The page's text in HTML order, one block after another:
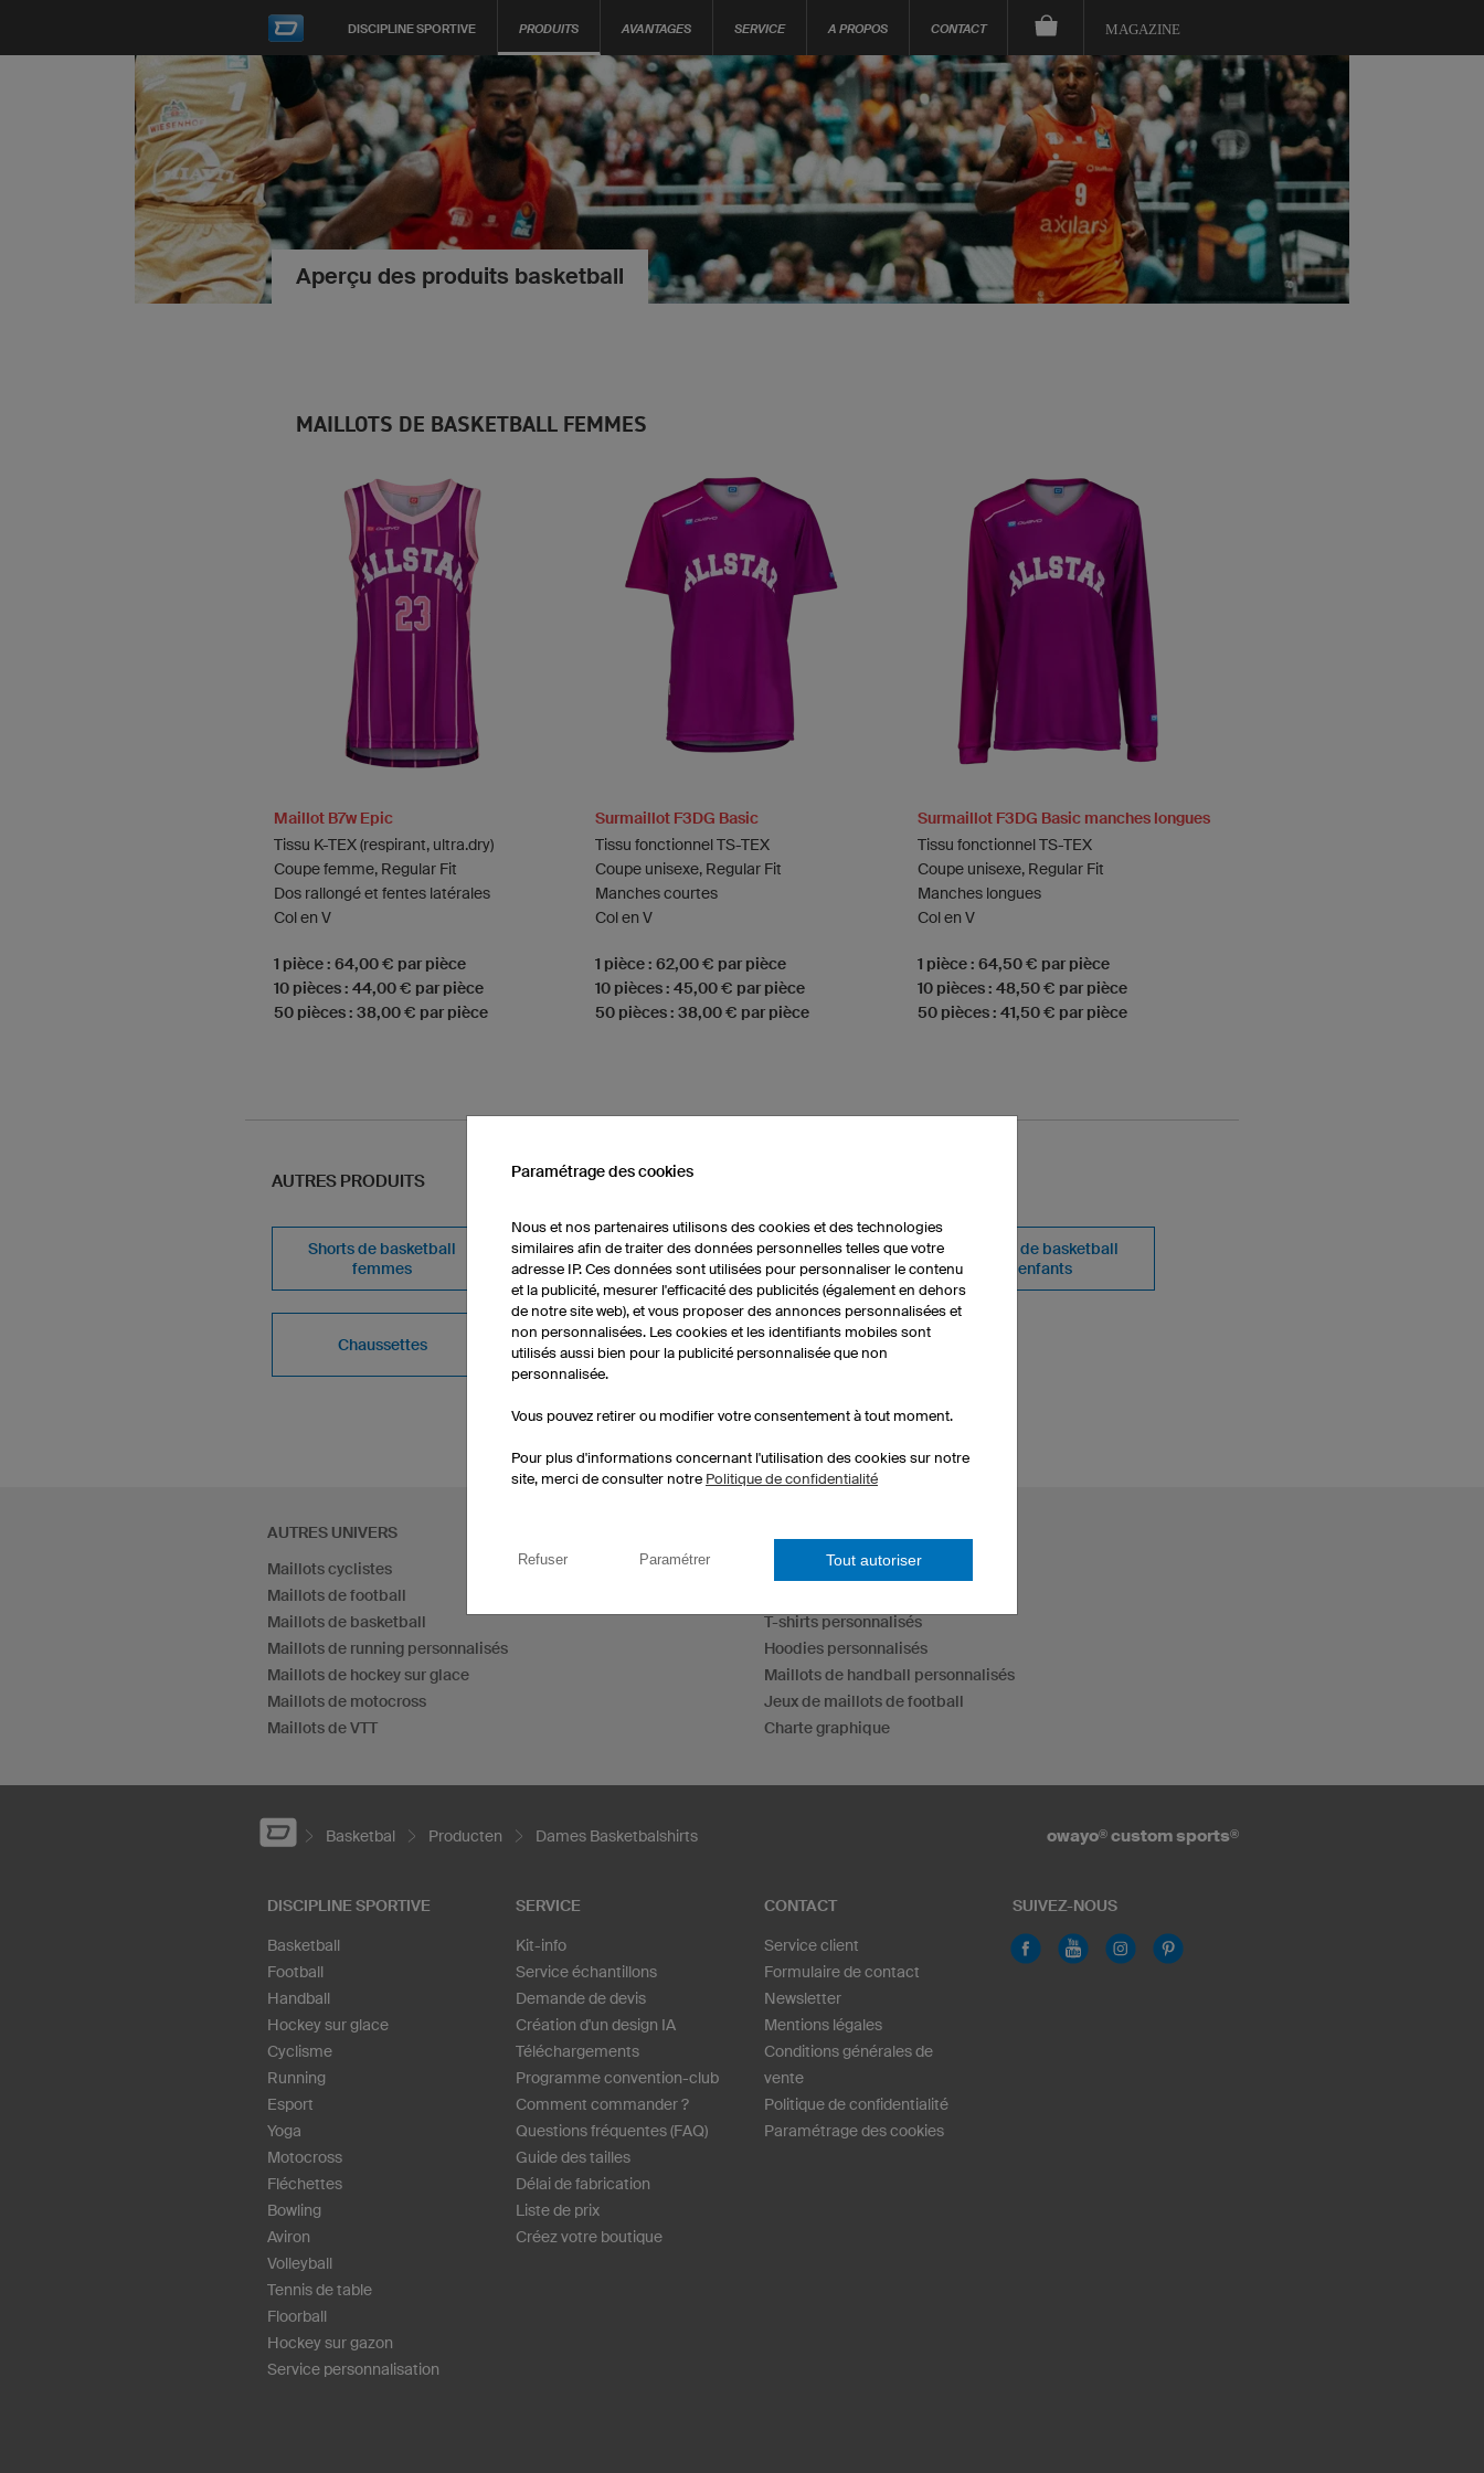
DISCIPLINE SPORTIVE PRODUITS AVANTAGES SERVICE A PROPOS CONTACT MAGAZINE
Aperçu des produits basketball
MAILLOTS DE BASKETBALL FEMMES
Maillot B7w Epic
Tissu K-TEX (respirant, ultra.dry)
Coupe femme, Regular Fit
Dos rallongé et fentes latérales
Col en V
1 pièce : 64,00 € par pièce
10 pièces : 44,00 € par pièce
50 pièces : 38,00 € par pièce
Surmaillot F3DG Basic
Tissu fonctionnel TS-TEX
Coupe unisexe, Regular Fit
Manches courtes
Col en V
1 pièce : 62,00 € par pièce
10 pièces : 45,00 € par pièce
50 pièces : 38,00 € par pièce
Surmaillot F3DG Basic manches longues
Tissu fonctionnel TS-TEX
Coupe unisexe, Regular Fit
Manches longues
Col en V
1 pièce : 64,50 € par pièce
10 pièces : 48,50 € par pièce
50 pièces : 41,50 € par pièce
AUTRES PRODUITS
Shorts de basketball
femmes
Chaussettes
Maillots de basketball
enfants
Shorts de basketball
enfants
Chaussettes
Shorts de basketball
hommes
AUTRES UNIVERS
Maillots cyclistes
Maillots de football
Maillots de basketball
Maillots de running personnalisés
Maillots de hockey sur glace
Maillots de motocross
Maillots de VTT
Maillots esport
T-shirts personnalisés
Hoodies personnalisés
Maillots de handball personnalisés
Jeux de maillots de football
Charte graphique
Basketbal Producten Dames Basketbalshirts owayo® custom sports®
DISCIPLINE SPORTIVE
Basketball
Football
Handball
Hockey sur glace
Cyclisme
Running
Esport
Yoga
Motocross
Fléchettes
Bowling
Aviron
Volleyball
Tennis de table
Floorball
Hockey sur gazon
Service personnalisation
SERVICE
Kit-info
Service échantillons
Demande de devis
Création d'un design IA
Téléchargements
Programme convention-club
Comment commander ?
Questions fréquentes (FAQ)
Guide des tailles
Délai de fabrication
Liste de prix
Créez votre boutique
CONTACT
Service client
Formulaire de contact
Newsletter
Mentions légales
Conditions générales de
vente
Politique de confidentialité
Paramétrage des cookies
SUIVEZ-NOUS
Paramétrage des cookies
Nous et nos partenaires utilisons des cookies et des technologies
similaires afin de traiter des données personnelles telles que votre
adresse IP. Ces données sont utilisées pour personnaliser le contenu
et la publicité, mesurer l'efficacité des publicités (également en dehors
de notre site web), et vous proposer des annonces personnalisées et
non personnalisées. Les cookies et les identifiants mobiles sont
utilisés aussi bien pour la publicité personnalisée que non
personnalisée.
Vous pouvez retirer ou modifier votre consentement à tout moment.
Pour plus d'informations concernant l'utilisation des cookies sur notre
site, merci de consulter notre Politique de confidentialité
Refuser Paramétrer Tout autoriser